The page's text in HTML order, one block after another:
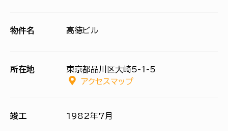
物件名 高徳ビル
所在地
東京都品川区大崎5-1-5
アクセスマップ
竣工 1982年7月